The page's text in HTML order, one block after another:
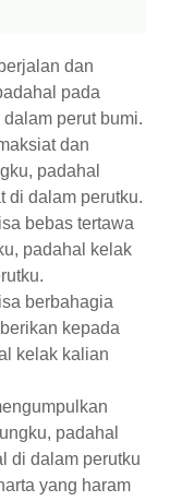
dan
pada
perut bumi.
dan
padahal
di dalam perutku.
bebas tertawa
padahal kelak
berbahagia
kepada
kelak kalian
padahal
di dalam perutku
yang haram